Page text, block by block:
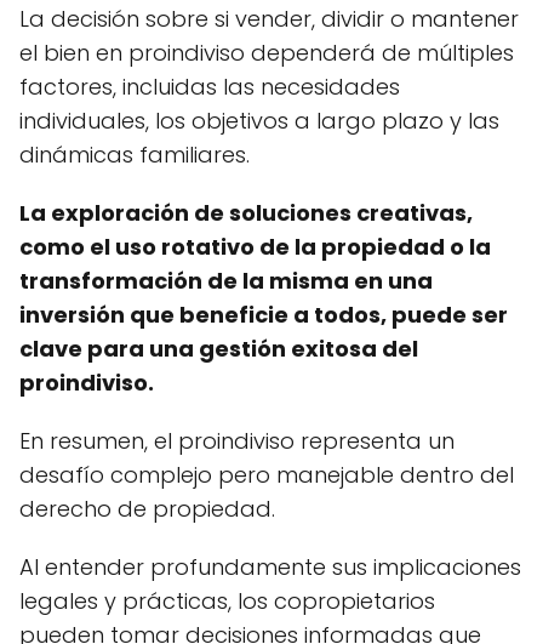
La decisión sobre si vender, dividir o mantener
el bien en proindiviso dependerá de múltiples
factores, incluidas las necesidades
individuales, los objetivos a largo plazo y las
dinámicas familiares.
La exploración de soluciones creativas,
como el uso rotativo de la propiedad o la
transformación de la misma en una
inversión que beneficie a todos, puede ser
clave para una gestión exitosa del
proindiviso.
En resumen, el proindiviso representa un
desafío complejo pero manejable dentro del
derecho de propiedad.
Al entender profundamente sus implicaciones
legales y prácticas, los copropietarios
pueden tomar decisiones informadas que